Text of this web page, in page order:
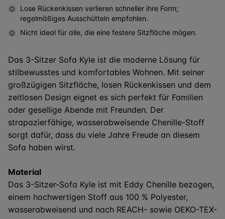
Lose Rückenkissen verlieren schneller ihre Form;
regelmäßiges Ausschütteln empfohlen.
Nicht ideal für alle, die eine festere Sitzfläche mögen.
Das 3-Sitzer Sofa Kyle ist die moderne Lösung für
stilbewusstes und komfortables Wohnen. Mit seiner
großzügigen Sitzfläche, losen Rückenkissen und dem
zeitlosen Design eignet es sich perfekt für Familien
oder gesellige Abende mit Freunden. Der
strapazierfähige, wasserabweisende Chenille-Stoff
sorgt dafür, dass du viele Jahre Freude an diesem
Sofa haben wirst.
Material
Das 3-Sitzer-Sofa Kyle ist mit Eddy Chenille bezogen,
einem hochwertigen Stoff aus 100 % Polyester,
wasserabweisend und nach REACH- sowie OEKO-TEX-